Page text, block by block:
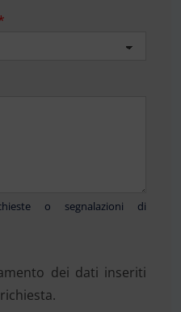
o segnalazioni di
dei dati inseriti